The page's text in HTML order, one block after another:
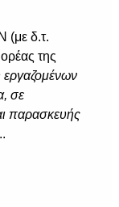
δ.τ.
της
εργαζομένων
σε
παρασκευής